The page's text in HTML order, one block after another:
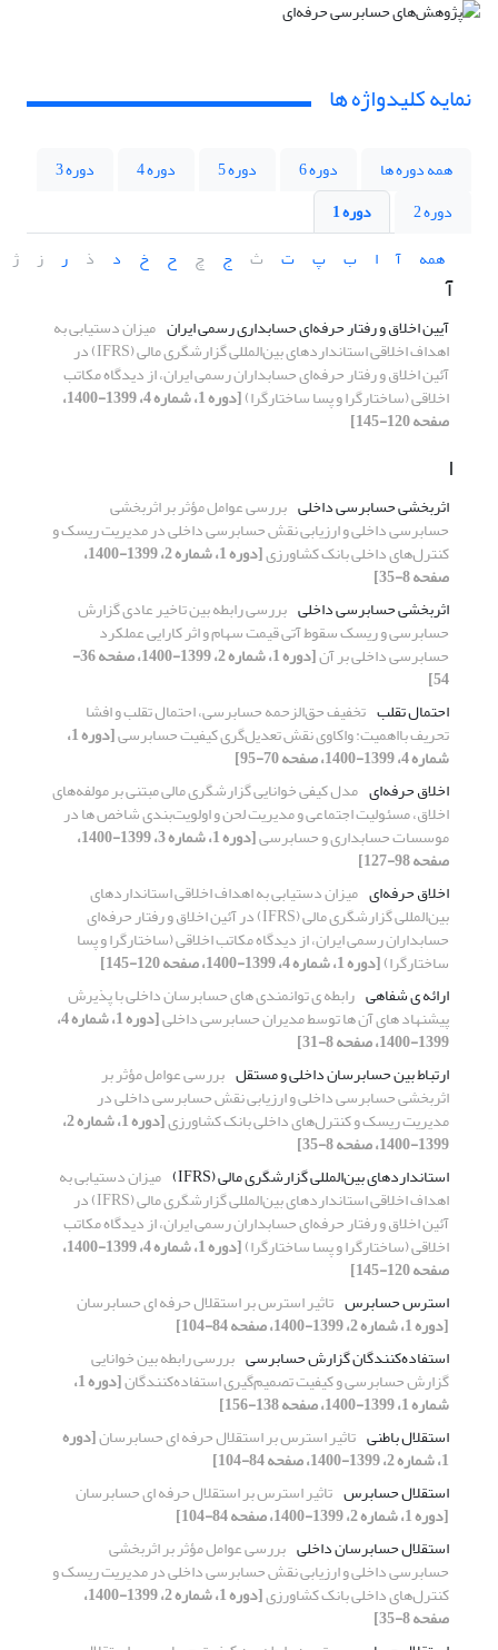
نمایه کلیدواژه ها
همه دوره ها دوره 6 دوره 5 دوره 4
دوره 3
دوره 2
دوره 1
همه
آ ا ب پ ت ث ج چ ح خ د ذ ر ز ژ
آ
آیین اخلاق و رفتار حرفه‌ای حسابداری رسمی ایران میزان دستیابی به
اهداف اخلاقی استانداردهای بین‌المللی گزارشگری مالی (IFRS) در
آئین اخلاق و رفتار حرفه‌ای حسابداران رسمی ایران، از دیدگاه مکاتب
اخلاقی (ساختارگرا و پسا ساختارگرا) [دوره 1، شماره 4، 1399-1400،
صفحه 120-145]
ا
اثربخشی حسابرسی داخلی بررسی عوامل مؤثر بر اثربخشی
حسابرسی داخلی و ارزیابی نقش حسابرسی داخلی در مدیریت ریسک و
کنترل‌های داخلی بانک کشاورزی [دوره 1، شماره 2، 1399-1400،
صفحه 8-35]
اثربخشی حسابرسی داخلی بررسی رابطه بین تاخیر عادی گزارش
حسابرسی و ریسک سقوط آتی قیمت سهام و اثر کارایی عملکرد
حسابرسی داخلی بر آن [دوره 1، شماره 2، 1399-1400، صفحه 36-
54]
احتمال تقلب تخفیف حق‌الزحمه حسابرسی، احتمال تقلب و افشا
تحریف بااهمیت: واکاوی نقش تعدیل‌گری کیفیت حسابرسی [دوره 1،
شماره 4، 1399-1400، صفحه 70-95]
اخلاق حرفه‌ای مدل کیفی خوانایی گزارشگری مالی مبتنی بر مولفه‌های
اخلاق، مسئولیت اجتماعی و مدیریت لحن و اولویت‌بندی شاخص ها در
موسسات حسابداری و حسابرسی [دوره 1، شماره 3، 1399-1400،
صفحه 98-127]
اخلاق حرفه‌ای میزان دستیابی به اهداف اخلاقی استانداردهای
بین‌المللی گزارشگری مالی (IFRS) در آئین اخلاق و رفتار حرفه‌ای
حسابداران رسمی ایران، از دیدگاه مکاتب اخلاقی (ساختارگرا و پسا
ساختارگرا)[دوره 1، شماره 4، 1399-1400، صفحه 120-145]
ارائه ی شفاهی رابطه ی توانمندی های حسابرسان داخلی با پذیرش
پیشنهاد های آن ها توسط مدیران حسابرسی داخلی [دوره 1، شماره 4،
1399-1400، صفحه 8-31]
ارتباط بین حسابرسان داخلی و مستقل بررسی عوامل مؤثر بر
اثربخشی حسابرسی داخلی و ارزیابی نقش حسابرسی داخلی در
مدیریت ریسک و کنترل‌های داخلی بانک کشاورزی [دوره 1، شماره 2،
1399-1400، صفحه 8-35]
استانداردهای بین‌المللی گزارشگری مالی (IFRS)
میزان دستیابی به
اهداف اخلاقی استانداردهای بین‌المللی گزارشگری مالی (IFRS) در
آئین اخلاق و رفتار حرفه‌ای حسابداران رسمی ایران، از دیدگاه مکاتب
اخلاقی (ساختارگرا و پسا ساختارگرا) [دوره 1، شماره 4، 1399-1400،
صفحه 120-145]
استرس حسابرس تاثیر استرس بر استقلال حرفه ای حسابرسان
[دوره 1، شماره 2، 1399-1400، صفحه 84-104]
استفاده‌کنندگان گزارش حسابرسی بررسی رابطه بین خوانایی
گزارش‌ حسابرسی و کیفیت تصمیم‌گیری استفاده‌کنندگان [دوره 1،
شماره 1، 1399-1400، صفحه 138-156]
استقلال باطنی تاثیر استرس بر استقلال حرفه ای حسابرسان[دوره
1، شماره 2، 1399-1400، صفحه 84-104]
استقلال حسابرس تاثیر استرس بر استقلال حرفه ای حسابرسان
[دوره 1، شماره 2، 1399-1400، صفحه 84-104]
استقلال حسابرسان داخلی بررسی عوامل مؤثر بر اثربخشی
حسابرسی داخلی و ارزیابی نقش حسابرسی داخلی در مدیریت ریسک و
کنترل‌های داخلی بانک کشاورزی [دوره 1، شماره 2، 1399-1400،
صفحه 8-35]